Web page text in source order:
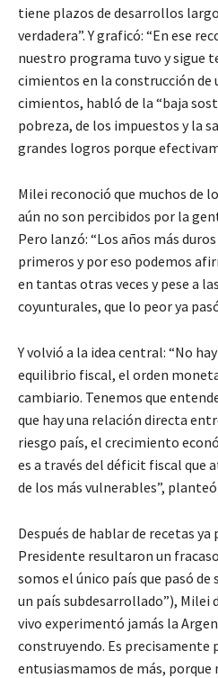
tiene plazos de desarrollos
verdadera”. Y graficó: “En ese
nuestro programa tuvo y sigue
cimientos en la construcción de
cimientos, habló de la “baja
pobreza, de los impuestos y la
grandes logros porque
Milei reconoció que muchos de
aún no son percibidos por la
Pero lanzó: “Los años más
primeros y por eso podemos
en tantas otras veces y pese a
coyunturales, que lo peor ya
Y volvió a la idea central: “No
equilibrio fiscal, el orden
cambiario. Tenemos que
que hay una relación directa
riesgo país, el crecimiento
es a través del déficit fiscal que
de los más vulnerables”,
Después de hablar de recetas ya
Presidente resultaron un
somos el único país que pasó de
un país subdesarrollado”), Milei
vivo experimentó jamás la
construyendo. Es precisamente
entusiasmamos de más,